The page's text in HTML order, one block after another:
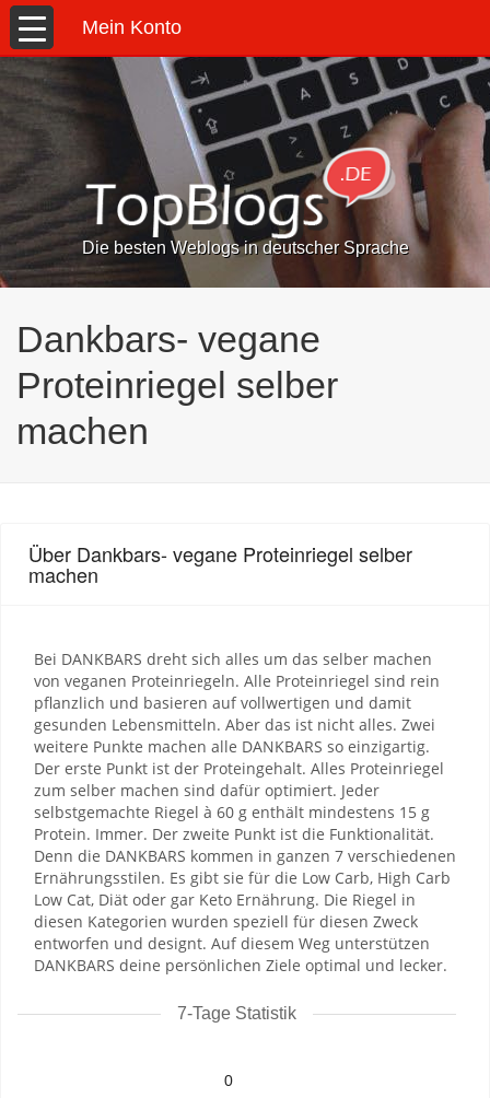
Mein Konto
Die besten Weblogs in deutscher Sprache
Dankbars- vegane
Proteinriegel selber
machen
Über Dankbars- vegane Proteinriegel selber
machen
Bei DANKBARS dreht sich alles um das selber machen
von veganen Proteinriegeln. Alle Proteinriegel sind rein
pflanzlich und basieren auf vollwertigen und damit
gesunden Lebensmitteln. Aber das ist nicht alles. Zwei
weitere Punkte machen alle DANKBARS so einzigartig.
Der erste Punkt ist der Proteingehalt. Alles Proteinriegel
zum selber machen sind dafür optimiert. Jeder
selbstgemachte Riegel à 60 g enthält mindestens 15 g
Protein. Immer. Der zweite Punkt ist die Funktionalität.
Denn die DANKBARS kommen in ganzen 7 verschiedenen
Ernährungsstilen. Es gibt sie für die Low Carb, High Carb
Low Cat, Diät oder gar Keto Ernährung. Die Riegel in
diesen Kategorien wurden speziell für diesen Zweck
entworfen und designt. Auf diesem Weg unterstützen
DANKBARS deine persönlichen Ziele optimal und lecker.
7-Tage Statistik
0